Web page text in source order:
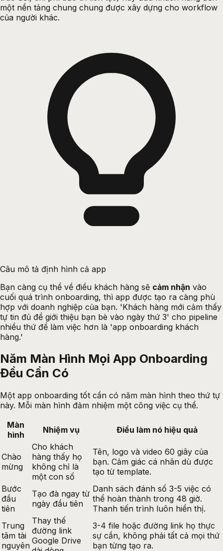
một nền tảng chung chung được xây dựng cho workflow
của người khác.
Câu mô tả định hình cả app
Bạn càng cụ thể về điều khách hàng sẽ cảm nhận vào
cuối quá trình onboarding, thì app được tạo ra càng phù
hợp với doanh nghiệp của bạn. 'Khách hàng mới cảm thấy
tự tin đủ để giới thiệu bạn bè vào ngày thứ 3' cho pipeline
nhiều thứ để làm việc hơn là 'app onboarding khách
hàng.'
Năm Màn Hình Mọi App Onboarding
Đều Cần Có
Một app onboarding tốt cần có năm màn hình theo thứ tự
này. Mỗi màn hình đảm nhiệm một công việc cụ thể.
Màn
hình
Nhiệm vụ Điều làm nó hiệu quả
Chào
mừng
Cho khách
hàng thấy họ
không chỉ là
một con số
Tên, logo và video 60 giây của
bạn. Cảm giác cá nhân dù được
tạo từ template.
Bước
đầu
tiên
Tạo đà ngay từ
ngày đầu tiên
Danh sách đánh số 3-5 việc có
thể hoàn thành trong 48 giờ.
Thanh tiến trình luôn hiển thị.
Trung
tâm tài
nguyên
Thay thế
đường link
Google Drive
3-4 file hoặc đường link họ thực
sự cần, không phải tất cả mọi thứ
bạn từng tạo ra.